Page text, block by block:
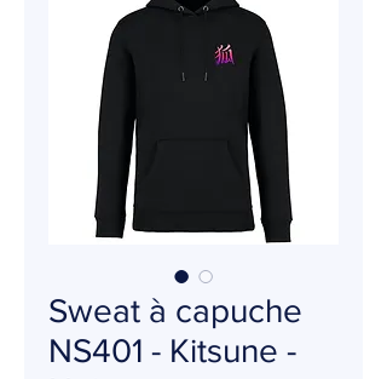
Sweat à capuche
NS401 - Kitsune -